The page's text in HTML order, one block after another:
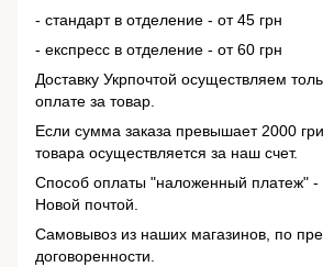
- стандарт в отделение - от 45 грн
- експресс в отделение - от 60 грн
Доставку Укрпочтой осуществляем
оплате за товар.
Если сумма заказа превышает 2000
товара осуществляется за наш счет.
Способ оплаты "наложенный платеж" -
Новой почтой.
Самовывоз из наших магазинов, по
договоренности.